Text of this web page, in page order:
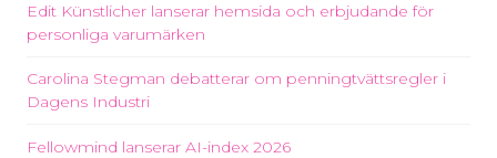
Edit Künstlicher lanserar hemsida och erbjudande för
personliga varumärken
Carolina Stegman debatterar om penningtvättsregler i
Dagens Industri
Fellowmind lanserar AI-index 2026